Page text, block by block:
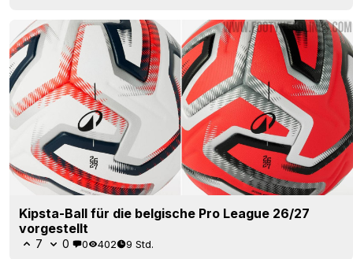
Kipsta-Ball für die belgische Pro League 26/27
vorgestellt
7 0 0 402 9 Std.